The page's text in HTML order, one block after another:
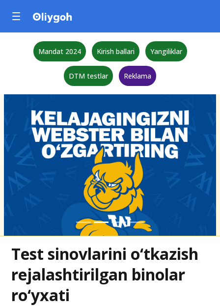
Mandat 2024 Kirish ballari Yangiliklar
DTM testlar Reklama
Test sinovlarini o‘tkazish
rejalashtirilgan binolar
ro‘yxati